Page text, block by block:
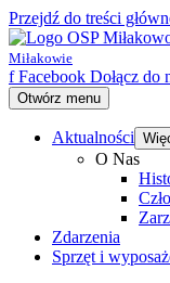
Przejdź do treści
Miłakowie
f Facebook Dołącz do
Otwórz menu
Aktualności
O Nas
Zdarzenia
Sprzęt i